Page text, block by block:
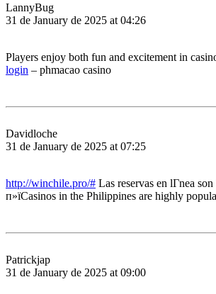
LannyBug
31 de January de 2025 at 04:26
Players enjoy both fun and excitement in
login – phmacao casino
Davidloche
31 de January de 2025 at 07:25
http://winchile.pro/# Las reservas en lГ­nea
п»їCasinos in the Philippines are highly
Patrickjap
31 de January de 2025 at 09:00